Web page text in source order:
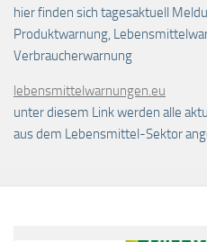
hier finden sich tagesaktuell
Produktwarnung,
Verbraucherwarnung
lebensmittelwarnungen.eu
unter diesem Link werden alle
aus dem Lebensmittel-Sektor